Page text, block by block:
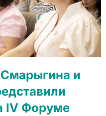
и
IV Форуме